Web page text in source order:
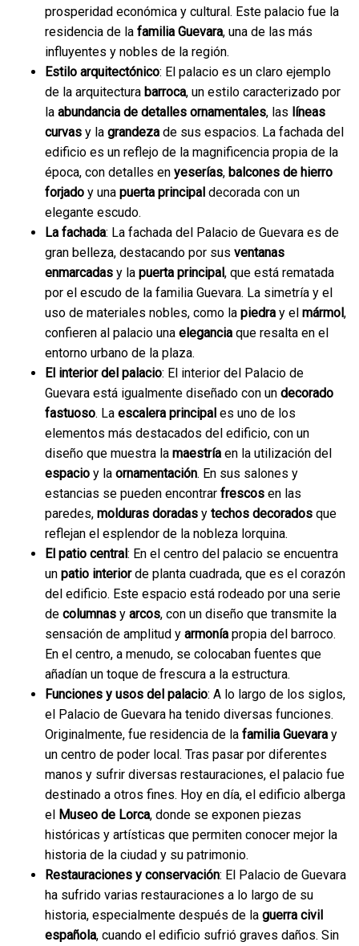
prosperidad económica y cultural. Este palacio fue la
residencia de la familia Guevara, una de las más
influyentes y nobles de la región.
Estilo arquitectónico: El palacio es un claro ejemplo
de la arquitectura barroca, un estilo caracterizado por
la abundancia de detalles ornamentales, las líneas
curvas y la grandeza de sus espacios. La fachada del
edificio es un reflejo de la magnificencia propia de la
época, con detalles en yeserías, balcones de hierro
forjado y una puerta principal decorada con un
elegante escudo.
La fachada: La fachada del Palacio de Guevara es de
gran belleza, destacando por sus ventanas
enmarcadas y la puerta principal, que está rematada
por el escudo de la familia Guevara. La simetría y el
uso de materiales nobles, como la piedra y el mármol,
confieren al palacio una elegancia que resalta en el
entorno urbano de la plaza.
El interior del palacio: El interior del Palacio de
Guevara está igualmente diseñado con un decorado
fastuoso. La escalera principal es uno de los
elementos más destacados del edificio, con un
diseño que muestra la maestría en la utilización del
espacio y la ornamentación. En sus salones y
estancias se pueden encontrar frescos en las
paredes, molduras doradas y techos decorados que
reflejan el esplendor de la nobleza lorquina.
El patio central: En el centro del palacio se encuentra
un patio interiorde planta cuadrada, que es el corazón
del edificio. Este espacio está rodeado por una serie
de columnas y arcos, con un diseño que transmite la
sensación de amplitud y armonía propia del barroco.
En el centro, a menudo, se colocaban fuentes que
añadían un toque de frescura a la estructura.
Funciones y usos del palacio: A lo largo de los siglos,
el Palacio de Guevara ha tenido diversas funciones.
Originalmente, fue residencia de la familia Guevara y
un centro de poder local. Tras pasar por diferentes
manos y sufrir diversas restauraciones, el palacio fue
destinado a otros fines. Hoy en día, el edificio alberga
el Museo de Lorca, donde se exponen piezas
históricas y artísticas que permiten conocer mejor la
historia de la ciudad y su patrimonio.
Restauraciones y conservación: El Palacio de Guevara
ha sufrido varias restauraciones a lo largo de su
historia, especialmente después de la guerra civil
española, cuando el edificio sufrió graves daños. Sin